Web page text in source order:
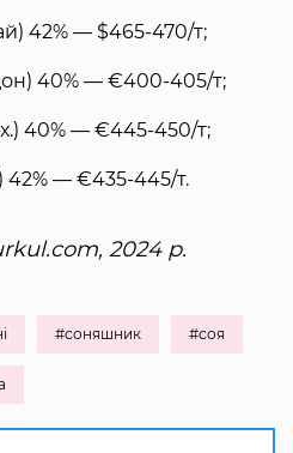
42% — $465-470/т;
40% — €400-405/т;
40% — €445-450/т;
42% — €435-445/т.
2024 р.
#соняшник #соя